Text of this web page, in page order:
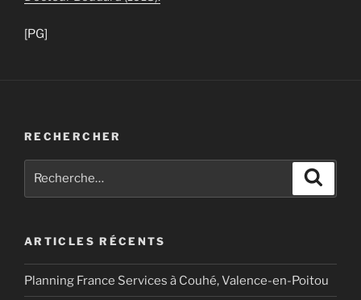
[PG]
RECHERCHER
ARTICLES RÉCENTS
Planning France Services à Couhé, Valence-en-Poitou